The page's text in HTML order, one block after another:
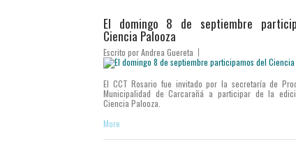
El domingo 8 de septiembre
Ciencia Palooza
Escrito porAndrea Guereta
El CCT Rosario fue invitado por la secretaría de
Municipalidad de Carcarañá a participar de la
Ciencia Palooza.
More